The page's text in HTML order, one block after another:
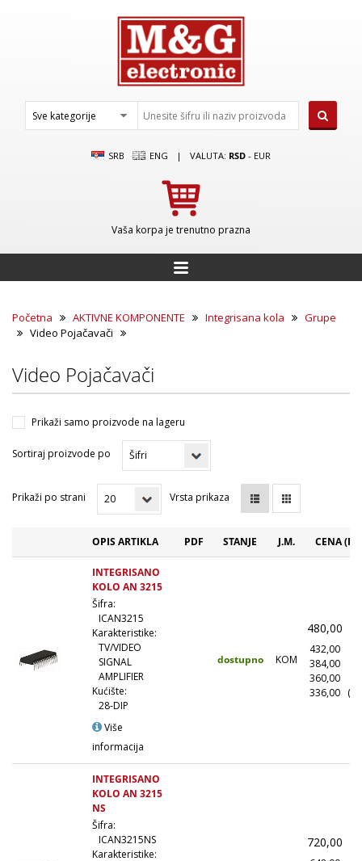
SRB ENG | VALUTA: RSD - EUR
Vaša korpa je trenutno prazna
Početna AKTIVNE KOMPONENTE Integrisana kola
Grupe
Video Pojačavači
Video Pojačavači
Prikaži samo proizvode na lageru
Sortiraj proizvode po
Prikaži po strani Vrsta prikaza
OPIS ARTIKLA PDF STANJE J.M. CENA
INTEGRISANO
KOLO AN 3215
Šifra:
ICAN3215
Karakteristike:
TV/VIDEO
SIGNAL
AMPLIFIER
Kućište:
28-DIP
Više
informacija
dostupno KOM
480,00
432,00
384,00
360,00
336,00
INTEGRISANO
KOLO AN 3215
NS
Šifra:
ICAN3215NS
Karakteristike:
720,00